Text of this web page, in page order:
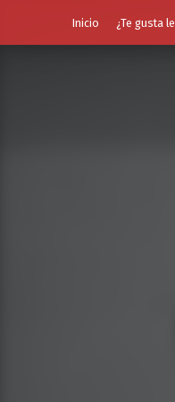
Inicio
¿Te gusta